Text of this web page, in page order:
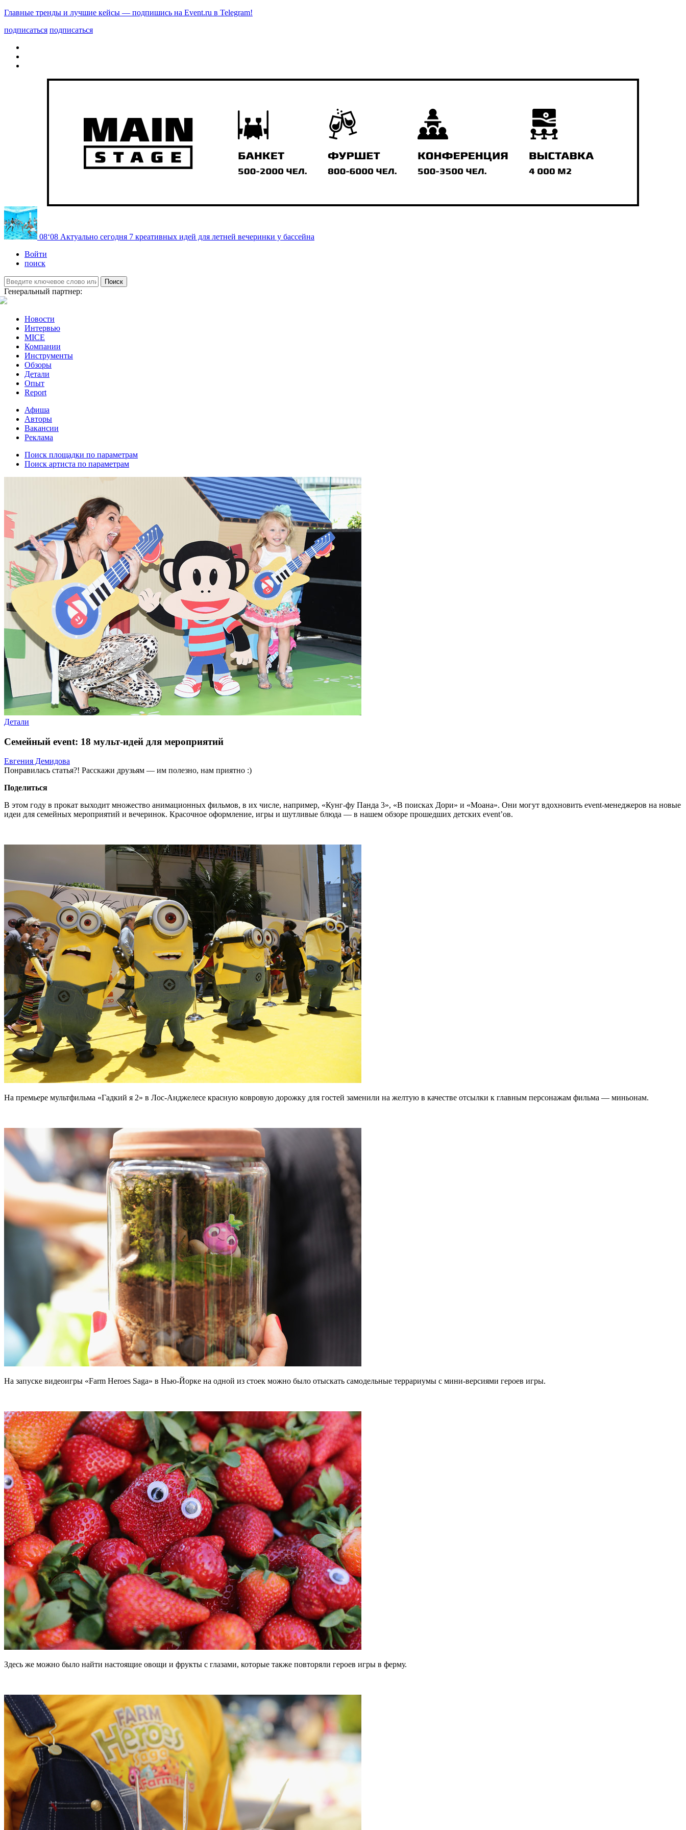
Главные тренды и лучшие кейсы — подпишись на Event.ru в Telegram!
подписаться подписаться
08‘08 Актуально сегодня 7 креативных идей для летней вечеринки у бассейна
Войти
поиск
Поиск
Генеральный партнер:
Новости
Интервью
MICE
Компании
Инструменты
Обзоры
Детали
Опыт
Report
Афиша
Авторы
Вакансии
Реклама
Поиск площадки по параметрам
Поиск артиста по параметрам
Детали
Семейный event: 18 мульт-идей для мероприятий
Евгения Демидова
Понравилась статья?! Расскажи друзьям — им полезно, нам приятно :)
Поделиться
В этом году в прокат выходит множество анимационных фильмов, в их числе, например, «Кунг-фу Панда 3», «В поисках Дори» и «Моана». Они могут вдохновить event-менеджеров на новые
идеи для семейных мероприятий и вечеринок. Красочное оформление, игры и шутливые блюда — в нашем обзоре прошедших детских event’ов.
На премьере мультфильма «Гадкий я 2» в Лос-Анджелесе красную ковровую дорожку для гостей заменили на желтую в качестве отсылки к главным персонажам фильма — миньонам.
На запуске видеоигры «Farm Heroes Saga» в Нью-Йорке на одной из стоек можно было отыскать самодельные террариумы с мини-версиями героев игры.
Здесь же можно было найти настоящие овощи и фрукты с глазами, которые также повторяли героев игры в ферму.